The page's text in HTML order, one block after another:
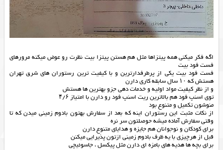
اگه فکر میکنی همه پیتزاها مثل هم هستن پیتزا بیت نظرت رو عوض میکنه مرورهای
فست فود بیت
فست فود بیت یکی از پرطرفدارترین و با کیفیت ترین رستوران های شرق تهران
هستش که ۱۰ سال سابقه کاری دارن
و از نظر کیفیت مواد اولیه و خدمات دهی جزو بهترین ها هستش
توی اسنپ فود هم بالاترین ریت اسنپ فود رو دارن با امتیاز ۴/۶
منوشون تکمیل و متنوع بود
از نکات مثبت این رستوران اینه که بعد از سفارش بهتون بادوم زمینی میدن که تا
وقتی سفارش آماده میشه حوصلتون سر نره
برای کودکان و نوجوانان هم جایزه و هدایای متنوع دارن
قبل از هرچیزی با یه ظرف بادوم زمینی ازتون پذیرایی میکنن
برای بچه ها هدیه های بامزه ای دارن مثل پیکسل ، جاسوئیچی